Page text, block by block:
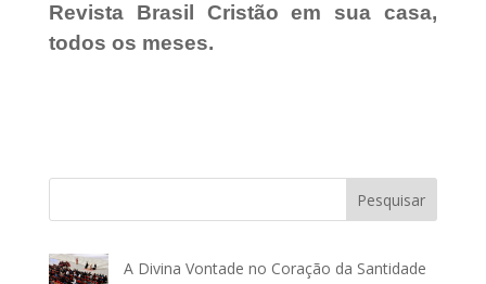
Revista Brasil Cristão em sua casa,
todos os meses.
Pesquisar
A Divina Vontade no Coração da Santidade